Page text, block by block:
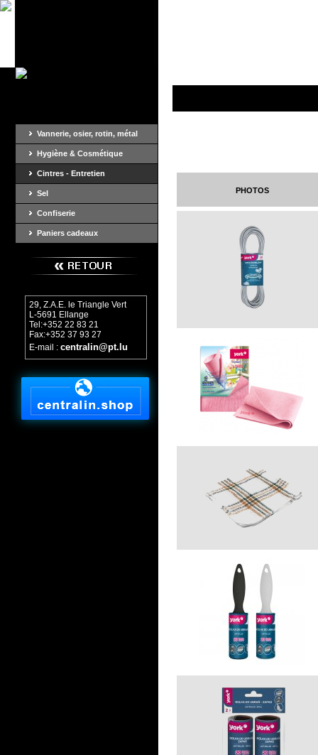
Vannerie, osier, rotin, métal
Hygiène & Cosmétique
Cintres - Entretien
Sel
Confiserie
Paniers cadeaux
29, Z.A.E. le Triangle Vert
L-5691 Ellange
Tel:+352 22 83 21
Fax:+352 37 93 27
E-mail : centralin@pt.lu
photos